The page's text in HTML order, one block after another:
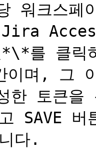
워크스페
를 클릭
이며, 그
한 토큰
SAVE
다.